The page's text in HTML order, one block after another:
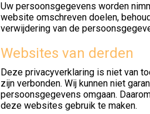
Uw persoonsgegevens worden
website omschreven doelen,
verwijdering van de
Websites van derden
Deze privacyverklaring is niet van
zijn verbonden. Wij kunnen niet
persoonsgegevens omgaan.
deze websites gebruik te maken.